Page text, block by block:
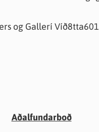
og Gallerí Víð8tta601
Aðalfundarboð